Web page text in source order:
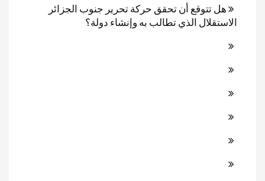
هل تتوقع أن تحقق حركة تحرير جنوب الجزائر
الاستقلال الذي تطالب به وإنشاء دولة؟